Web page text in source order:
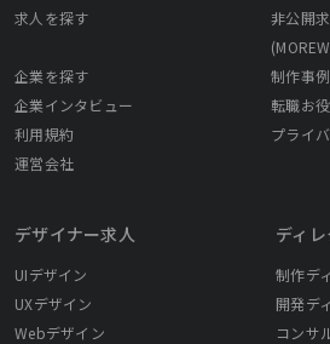
求人を探す
非公開
企業を探す
制作事例
企業インタビュー
転職お
利用規約
プライ
運営会社
デザイナー求人
UIデザイン
UXデザイン
Webデザイン
ディ
制作デ
開発デ
コンサ